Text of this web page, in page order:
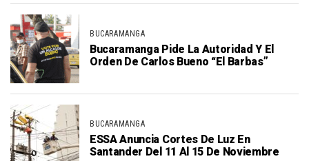
BUCARAMANGA
Bucaramanga Pide La Autoridad Y El
Orden De Carlos Bueno “El Barbas”
BUCARAMANGA
ESSA Anuncia Cortes De Luz En
Santander Del 11 Al 15 De Noviembre